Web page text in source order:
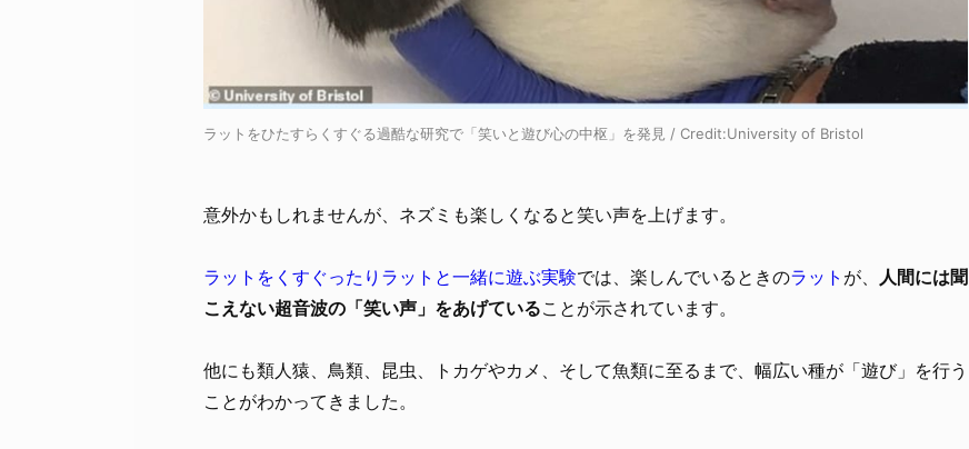
ラットをひたすらくすぐる過酷な研究で「笑いと遊び心の中枢」を発見 / Credit:University of Bristol
意外かもしれませんが、ネズミも楽しくなると笑い声を上げます。
ラットをくすぐったりラットと一緒に遊ぶ実験では、楽しんでいるときのラット が、
人間には聞
こえない超音波の「笑い声」をあげていることが示されています。
他にも類人猿、鳥類、昆虫、トカゲやカメ、そして魚類に至るまで、幅広い種が「遊び」を行う
ことがわかってきました。